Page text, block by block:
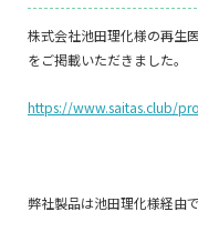
株式会社池田理化様の再生
をご掲載いただきました。
https://www.saitas.club/
弊社製品は池田理化様経由